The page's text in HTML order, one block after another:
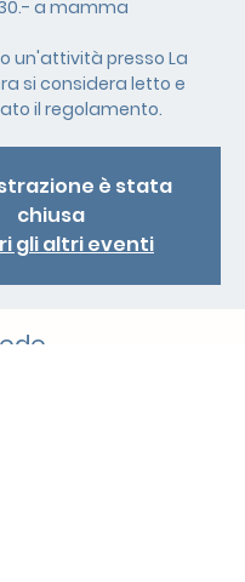
a mamma
un'attività presso La
si considera letto e
il regolamento.
è stata
chiusa
gli altri eventi